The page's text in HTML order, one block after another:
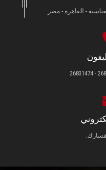
- القاهرة - مصر